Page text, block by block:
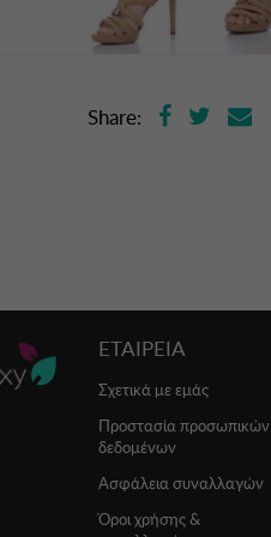
Share:
ΕΤΑΙΡΕΙΑ
Σχετικά με εμάς
Προστασία προσωπικών
δεδομένων
Ασφάλεια συναλλαγών
Όροι χρήσης &